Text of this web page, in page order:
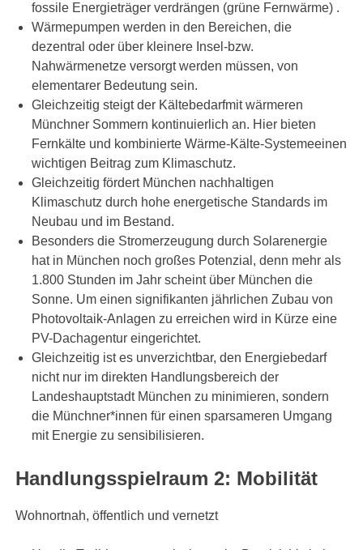
fossile Energieträger verdrängen (grüne Fernwärme) .
Wärmepumpen werden in den Bereichen, die
dezentral oder über kleinere Insel-bzw.
Nahwärmenetze versorgt werden müssen, von
elementarer Bedeutung sein.
Gleichzeitig steigt der Kältebedarfmit wärmeren
Münchner Sommern kontinuierlich an. Hier bieten
Fernkälte und kombinierte Wärme-Kälte-Systemeeinen
wichtigen Beitrag zum Klimaschutz.
Gleichzeitig fördert München nachhaltigen
Klimaschutz durch hohe energetische Standards im
Neubau und im Bestand.
Besonders die Stromerzeugung durch Solarenergie
hat in München noch großes Potenzial, denn mehr als
1.800 Stunden im Jahr scheint über München die
Sonne. Um einen signifikanten jährlichen Zubau von
Photovoltaik-Anlagen zu erreichen wird in Kürze eine
PV-Dachagentur eingerichtet.
Gleichzeitig ist es unverzichtbar, den Energiebedarf
nicht nur im direkten Handlungsbereich der
Landeshauptstadt München zu minimieren, sondern
die Münchner*innen für einen sparsameren Umgang
mit Energie zu sensibilisieren.
Handlungsspielraum 2: Mobilität
Wohnortnah, öffentlich und vernetzt